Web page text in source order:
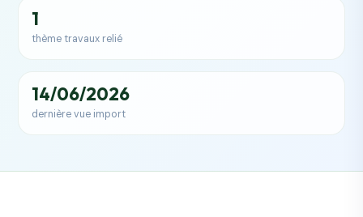
1
thème travaux relié
14/06/2026
dernière vue import